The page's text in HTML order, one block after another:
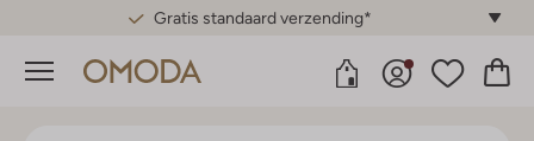
Gratis standaard verzending*
Menu